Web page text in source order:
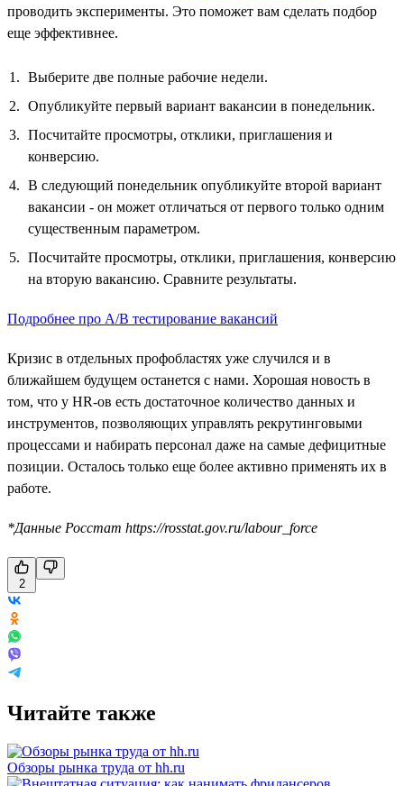
проводить эксперименты. Это поможет вам сделать подбор
еще эффективнее.
Выберите две полные рабочие недели.
Опубликуйте первый вариант вакансии в понедельник.
Посчитайте просмотры, отклики, приглашения и
конверсию.
В следующий понедельник опубликуйте второй вариант
вакансии - он может отличаться от первого только одним
существенным параметром.
Посчитайте просмотры, отклики, приглашения, конверсию
на вторую вакансию. Сравните результаты.
Подробнее про А/B тестирование вакансий
Кризис в отдельных профобластях уже случился и в
ближайшем будущем останется с нами. Хорошая новость в
том, что у HR-ов есть достаточное количество данных и
инструментов, позволяющих управлять рекрутинговыми
процессами и набирать персонал даже на самые дефицитные
позиции. Осталось только еще более активно применять их в
работе.
*Данные Росстат https://rosstat.gov.ru/labour_force
2
Читайте также
Обзоры рынка труда от hh.ru